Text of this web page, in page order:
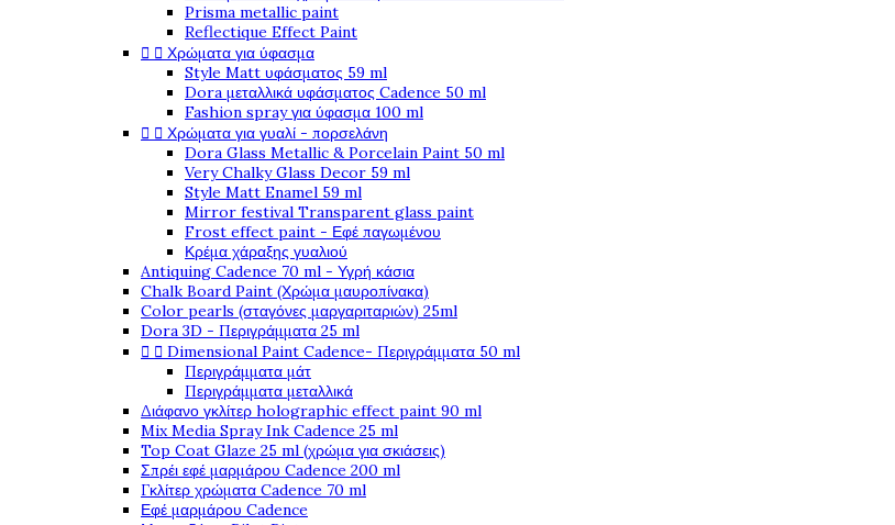
Prisma metallic paint
Reflectique Effect Paint
  Χρώματα για ύφασμα
Style Matt υφάσματος 59 ml
Dora μεταλλικά υφάσματος Cadence 50 ml
Fashion spray για ύφασμα 100 ml
  Χρώματα για γυαλί - πορσελάνη
Dora Glass Metallic & Porcelain Paint 50 ml
Very Chalky Glass Decor 59 ml
Style Matt Enamel 59 ml
Mirror festival Transparent glass paint
Frost effect paint - Εφέ παγωμένου
Κρέμα χάραξης γυαλιού
Antiquing Cadence 70 ml - Υγρή κάσια
Chalk Board Paint (Χρώμα μαυροπίνακα)
Color pearls (σταγόνες μαργαριταριών) 25ml
Dora 3D - Περιγράμματα 25 ml
  Dimensional Paint Cadence- Περιγράμματα 50 ml
Περιγράμματα μάτ
Περιγράμματα μεταλλικά
Διάφανο γκλίτερ holographic effect paint 90 ml
Mix Media Spray Ink Cadence 25 ml
Top Coat Glaze 25 ml (χρώμα για σκιάσεις)
Σπρέι εφέ μαρμάρου Cadence 200 ml
Γκλίτερ χρώματα Cadence 70 ml
Εφέ μαρμάρου Cadence